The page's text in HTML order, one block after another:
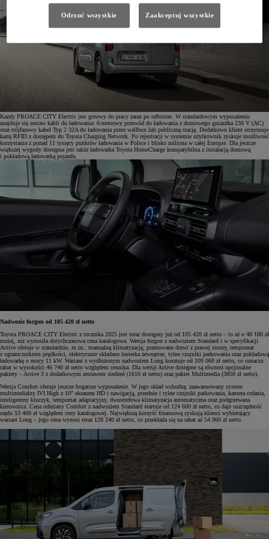
Każdy PROACE CITY Electric jest gotowy do pracy zaraz po odbiorze. W standardowym wyposażeniu
znajduje się zestaw kabli do ładowania: 6-metrowy przewód do ładowania z domowego gniazdka 230 V (AC)
oraz trójfazowy kabel Typ 2 32A do ładowania przez wallbox lub publiczną stację. Dodatkowo klient otrzymuje
kartę RFID z dostępem do Toyota Charging Network. Po rejestracji w systemie użytkownik zyskuje możliwość
korzystania z ponad 11 tysięcy punktów ładowania w Polsce i blisko miliona w całej Europie. Dla jeszcze
większej wygody dostępna jest także ładowarka Toyota HomeCharge kompatybilna z instalacją domową
i pokładową ładowarką pojazdu.
Nadwozie furgon od 105 420 zł netto
Toyota PROACE CITY Electric z rocznika 2025 jest teraz dostępny już od 105 420 zł netto – to aż o 48 180 zł
mniej, niż wynosiła dotychczasowa cena katalogowa. Wersja furgon z nadwoziem Standard i w specyfikacji
Active oferuje w standardzie, m.in.: manualną klimatyzację, przesuwane drzwi z prawej strony, tempomat
z ogranicznikiem prędkości, elektrycznie składane lusterka zewnętrze, tylne czujniki parkowania oraz pokładową
ładowarkę o mocy 11 kW. Wariant z wydłużonym nadwoziem Long kosztuje od 109 060 zł netto, co oznacza
rabat w wysokości 46 740 zł netto względem cennika. Dla wersji Active dostępne są również opcjonalne
pakiety – Active 3 z dodatkowym zestawem siedzeń (1610 zł netto) oraz pakiet Multimedia (3850 zł netto).
Wersja Comfort oferuje jeszcze bogatsze wyposażenie. W jego skład wchodzą: zaawansowany system
multimedialny IVI High z 10" ekranem HD i nawigacją, przednie i tylne czujniki parkowania, kamera cofania,
inteligentny kluczyk, tempomat adaptacyjny, dwustrefowa klimatyzacja automatyczna oraz podgrzewana
kierownica. Cena odmiany Comfort z nadwoziem Standard startuje od 124 600 zł netto, co daje oszczędność
rzędu 53 400 zł względem ceny katalogowej. Największą korzyść finansową zyskują klienci wybierający
wariant Long – jego cena wynosi teraz 128 240 zł netto, co przekłada się na rabat aż 54 960 zł netto.
Odrzuć wszystkie Zaakceptuj wszystkie